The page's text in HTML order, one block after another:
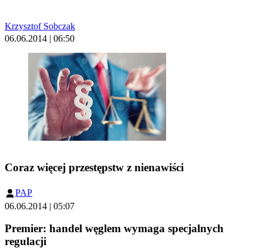
Krzysztof Sobczak
06.06.2014 | 06:50
Coraz więcej przestępstw z nienawiści
PAP
06.06.2014 | 05:07
Premier: handel węglem wymaga specjalnych
regulacji